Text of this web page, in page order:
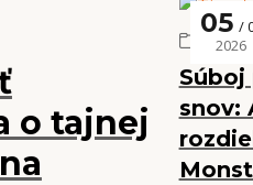
o tajnej
snov:
05
2026
Tipy,